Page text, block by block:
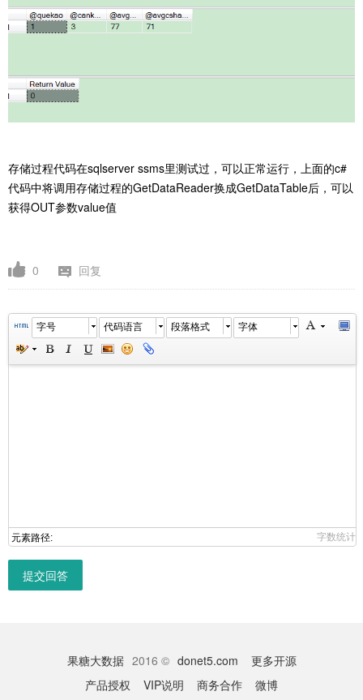
存储过程代码在sqlserver ssms里测试过，可以正常运行，上面的c#
代码中将调用存储过程的GetDataReader换成GetDataTable后，可以
获得OUT参数value值
0 回复
字号 代码语言 段落格式 字体
元素路径: 字数统计
提交回答
果糖大数据 2016 © donet5.com
更多开源
产品授权
VIP说明 商务合作 微博